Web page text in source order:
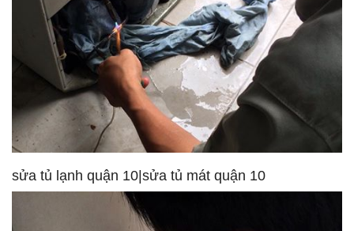
sửa tủ lạnh quận 10|sửa tủ mát quận 10